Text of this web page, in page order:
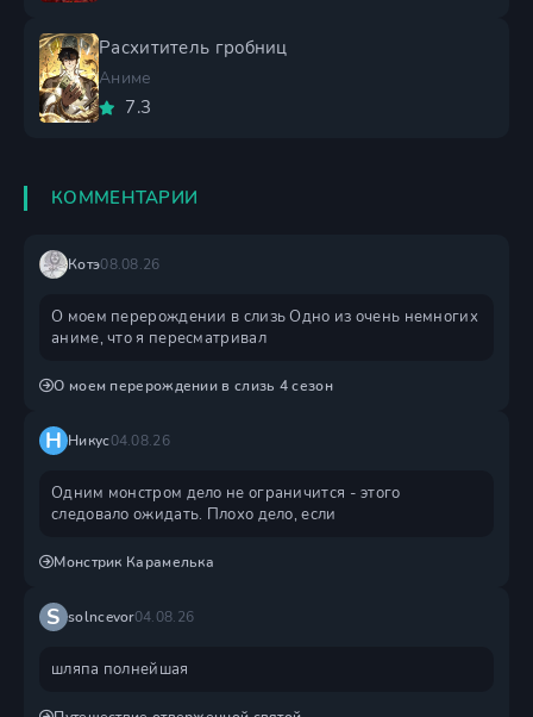
Расхититель гробниц
Аниме
7.3
КОММЕНТАРИИ
Котэ08.08.26
О моем перерождении в слизь Одно из очень немногих
аниме, что я пересматривал
О моем перерождении в слизь 4 сезон
Н Никус04.08.26
Одним монстром дело не ограничится - этого
следовало ожидать. Плохо дело, если
Монстрик Карамелька
S solncevor04.08.26
шляпа полнейшая